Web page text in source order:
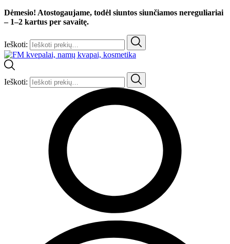
Dėmesio! Atostogaujame, todėl siuntos siunčiamos nereguliariai
– 1–2 kartus per savaitę.
Ieškoti:
Ieškoti: